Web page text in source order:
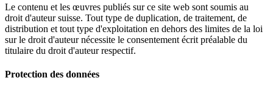
Le contenu et les œuvres publiés sur ce site web sont soumis au
droit d'auteur suisse. Tout type de duplication, de traitement, de
distribution et tout type d'exploitation en dehors des limites de la loi
sur le droit d'auteur nécessite le consentement écrit préalable du
titulaire du droit d'auteur respectif.
Protection des données